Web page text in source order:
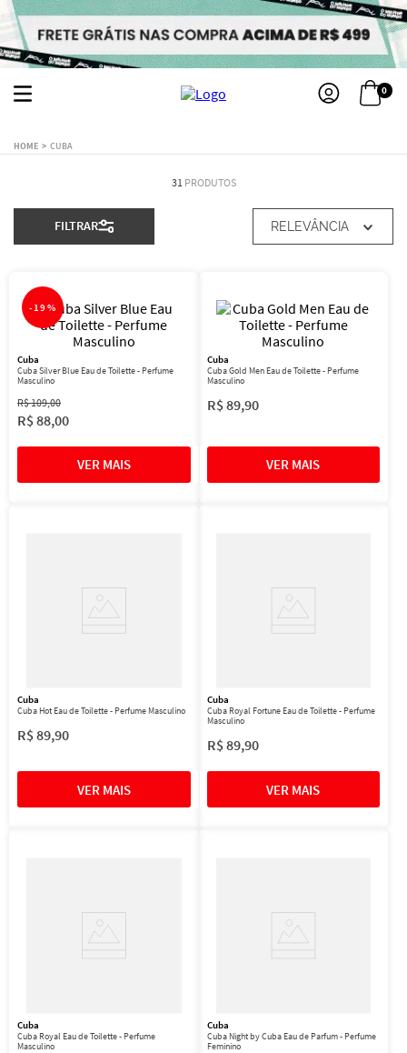
0
CUBA
31 PRODUTOS
FILTRAR RELEVÂNCIA
- 19%
Cuba
Cuba Silver Blue Eau de Toilette - Perfume
Masculino
R$109,00
R$88,00
Cuba
Cuba Gold Men Eau de Toilette - Perfume
Masculino
R$89,90
Cuba
Cuba Hot Eau de Toilette - Perfume Masculino
R$89,90
Cuba
Cuba Royal Fortune Eau de Toilette - Perfume
Masculino
R$89,90
Cuba
Cuba Royal Eau de Toilette - Perfume
Masculino
Cuba
Cuba Night by Cuba Eau de Parfum - Perfume
Feminino